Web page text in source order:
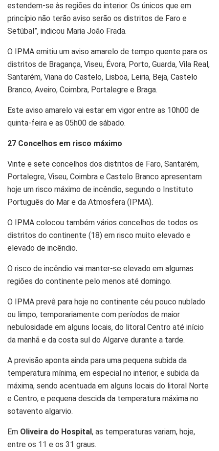
estendem-se às regiões do interior. Os únicos que em
princípio não terão aviso serão os distritos de Faro e
Setúbal”, indicou Maria João Frada.
O IPMA emitiu um aviso amarelo de tempo quente para os
distritos de Bragança, Viseu, Évora, Porto, Guarda, Vila Real,
Santarém, Viana do Castelo, Lisboa, Leiria, Beja, Castelo
Branco, Aveiro, Coimbra, Portalegre e Braga.
Este aviso amarelo vai estar em vigor entre as 10h00 de
quinta-feira e as 05h00 de sábado.
27 Concelhos em risco máximo
Vinte e sete concelhos dos distritos de Faro, Santarém,
Portalegre, Viseu, Coimbra e Castelo Branco apresentam
hoje um risco máximo de incêndio, segundo o Instituto
Português do Mar e da Atmosfera (IPMA).
O IPMA colocou também vários concelhos de todos os
distritos do continente (18) em risco muito elevado e
elevado de incêndio.
O risco de incêndio vai manter-se elevado em algumas
regiões do continente pelo menos até domingo.
O IPMA prevê para hoje no continente céu pouco nublado
ou limpo, temporariamente com períodos de maior
nebulosidade em alguns locais, do litoral Centro até início
da manhã e da costa sul do Algarve durante a tarde.
A previsão aponta ainda para uma pequena subida da
temperatura mínima, em especial no interior, e subida da
máxima, sendo acentuada em alguns locais do litoral Norte
e Centro, e pequena descida da temperatura máxima no
sotavento algarvio.
Em Oliveira do Hospital, as temperaturas variam, hoje,
entre os 11 e os 31 graus.